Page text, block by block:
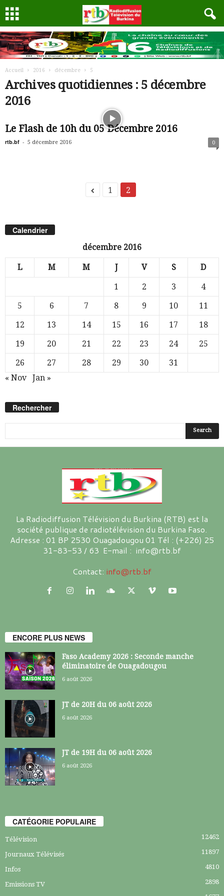
Accueil 2016 décembre 5
Archives quotidiennes : 5 décembre
2016
Le Flash de 10h du 05 Décembre 2016
rtb.bf - 5 décembre 2016 0
1 2
Calendrier
décembre 2016
L M M J V S D
1 2 3
4
5
6 7 8 9 10
11
12
13 14 15 16 17
18
19
20 21 22 23 24
25
26
27 28 29 30
31
« Nov
Jan »
Rechercher
La Radiodiffusion Télévision du Burkina (RTB) est la
société publique de radiotélévision du Burkina Faso.
Adresse : 01 BP 2530 Ouagadougou 01 Tél : (+226) 25
31-83-53 / 63 E-mail : info@rtb.bf
Contact: info@rtb.bf
ENCORE PLUS NEWS
Faso Academy 2026 : Seconde manche
éliminatoire de Ouagadougou
6 août 2026
JT de 20H du 06 août 2026
6 août 2026
JT de 19H du 06 août 2026
6 août 2026
CATÉGORIE POPULAIRE
Télévision 12462
Journaux Télévisés 11897
Infos 4810
Emissions TV 2898